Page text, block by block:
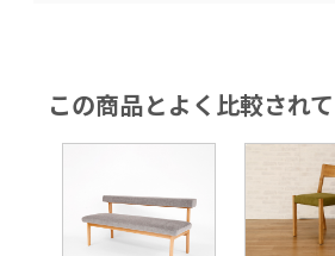
この商品とよく比較され